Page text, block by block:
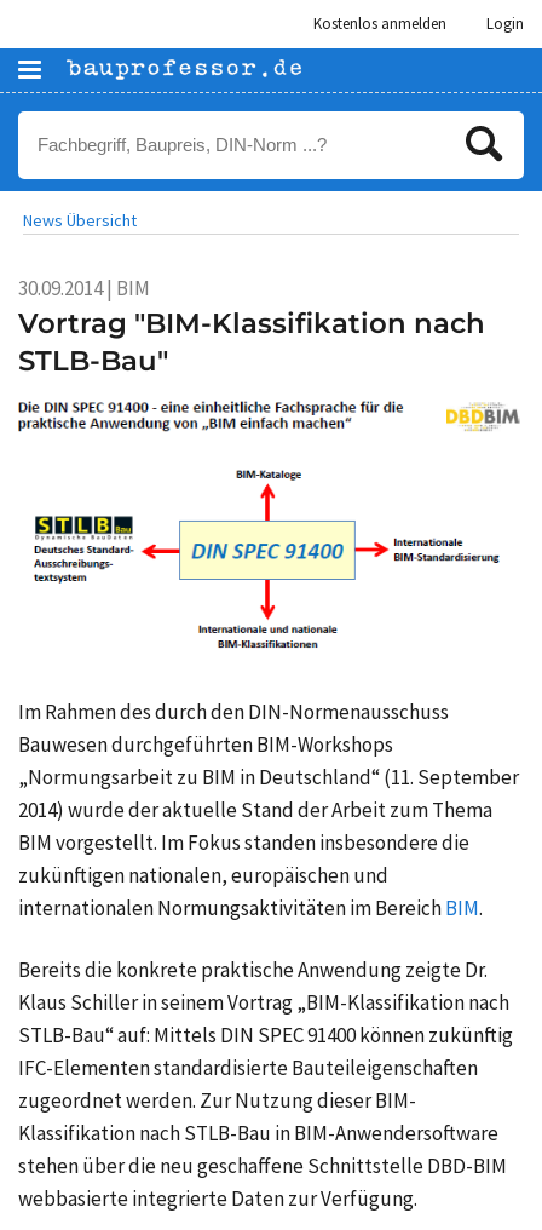
Kostenlos anmelden Login
News Übersicht
30.09.2014 | BIM
Vortrag "BIM-Klassifikation nach
STLB-Bau"
Im Rahmen des durch den DIN-Normenausschuss
Bauwesen durchgeführten BIM-Workshops
„Normungsarbeit zu BIM in Deutschland“ (11. September
2014) wurde der aktuelle Stand der Arbeit zum Thema
BIM vorgestellt. Im Fokus standen insbesondere die
zukünftigen nationalen, europäischen und
internationalen Normungsaktivitäten im BereichBIM.
Bereits die konkrete praktische Anwendung zeigte Dr.
Klaus Schiller in seinem Vortrag „BIM-Klassifikation nach
STLB-Bau“ auf: Mittels DIN SPEC 91400 können zukünftig
IFC-Elementen standardisierte Bauteileigenschaften
zugeordnet werden. Zur Nutzung dieser BIM-
Klassifikation nach STLB-Bau in BIM-Anwendersoftware
stehen über die neu geschaffene Schnittstelle DBD-BIM
webbasierte integrierte Daten zur Verfügung.